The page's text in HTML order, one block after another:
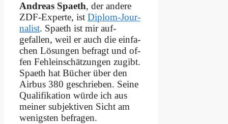
An­dre­as Spaeth, der an­de­re
ZDF-Ex­per­te, ist Di­plom-Jour­
na­list. Spaeth ist mir auf­
gefallen, weil er auch die ein­fa­
chen Lö­sun­gen be­fragt und of­
fen Fehl­ein­schät­zun­gen zu­gibt.
Spaeth hat Bü­cher über den
Air­bus 380 ge­schrie­ben. Sei­ne
Qua­li­fi­ka­ti­on wür­de ich aus
mei­ner sub­jek­ti­ven Sicht am
we­nig­sten be­fra­gen.